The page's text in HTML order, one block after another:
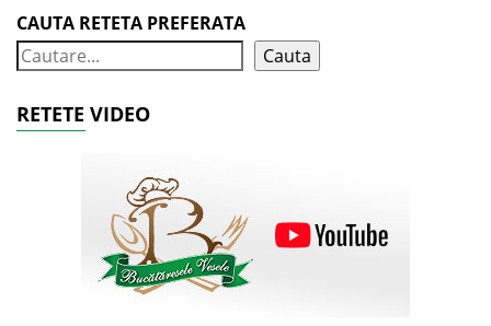
CAUTA RETETA PREFERATA
Cauta
RETETE VIDEO